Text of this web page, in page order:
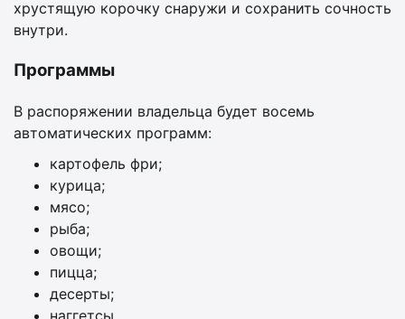
хрустящую корочку снаружи и сохранить сочность
внутри.
Программы
В распоряжении владельца будет восемь
автоматических программ:
картофель фри;
курица;
мясо;
рыба;
овощи;
пицца;
десерты;
наггетсы.